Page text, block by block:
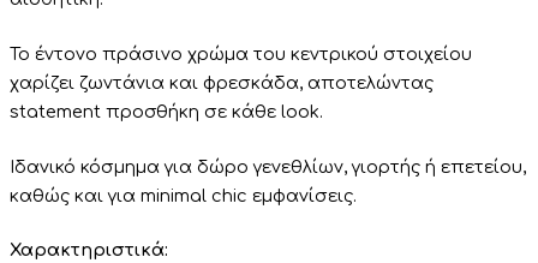
Το έντονο πράσινο χρώμα του κεντρικού στοιχείου
χαρίζει ζωντάνια και φρεσκάδα, αποτελώντας
statement προσθήκη σε κάθε look.
Ιδανικό κόσμημα για δώρο γενεθλίων, γιορτής ή επετείου,
καθώς και για minimal chic εμφανίσεις.
Χαρακτηριστικά: